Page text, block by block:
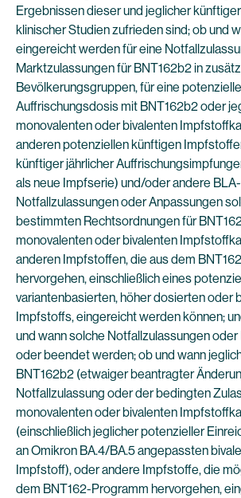
Ergebnissen dieser und jeglicher
klinischer Studien zufrieden sind; ob und
eingereicht werden für eine
Marktzulassungen für BNT162b2 in
Bevölkerungsgruppen, für eine potenzielle
Auffrischungsdosis mit BNT162b2 oder
monovalenten oder bivalenten
anderen potenziellen künftigen
künftiger jährlicher
als neue Impfserie) und/oder andere
Notfallzulassungen oder Anpassungen
bestimmten Rechtsordnungen für
monovalenten oder bivalenten
anderen Impfstoffen, die aus dem
hervorgehen, einschließlich eines
variantenbasierten, höher dosierten oder
Impfstoffs, eingereicht werden können;
und wann solche Notfallzulassungen
oder beendet werden; ob und wann
BNT162b2 (etwaiger beantragter
Notfallzulassung oder der bedingten
monovalenten oder bivalenten
(einschließlich jeglicher potenzieller
an Omikron BA.4/BA.5 angepassten
Impfstoff), oder andere Impfstoffe, die
dem BNT162-Programm hervorgehen,